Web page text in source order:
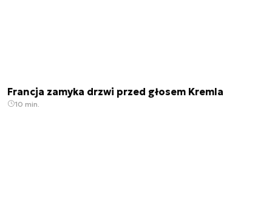
Francja zamyka drzwi przed głosem Kremla
10 min.